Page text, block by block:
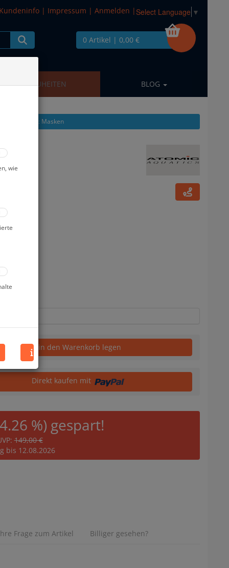
| Impressum | Anmelden | Select Language ▼
0 Artikel | 0,00 €
NEUHEITEN BLOG
zeigen aus: Masken
in den Warenkorb legen
Direkt kaufen mit
%) gespart!
149,00 €
bis 12.08.2026
Frage zum Artikel Billiger gesehen?
wie